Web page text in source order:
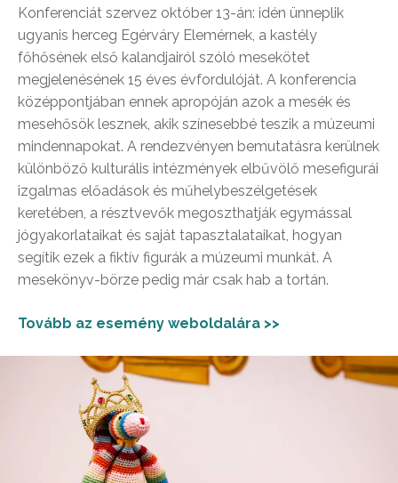
Konferenciát szervez október 13-án: idén ünneplik
ugyanis herceg Egérváry Elemérnek, a kastély
főhősének első kalandjairól szóló mesekötet
megjelenésének 15 éves évfordulóját. A konferencia
középpontjában ennek apropóján azok a mesék és
mesehősök lesznek, akik színesebbé teszik a múzeumi
mindennapokat. A rendezvényen bemutatásra kerülnek
különböző kulturális intézmények elbűvölő mesefigurái
izgalmas előadások és műhelybeszélgetések
keretében, a résztvevők megoszthatják egymással
jógyakorlataikat és saját tapasztalataikat, hogyan
segítik ezek a fiktív figurák a múzeumi munkát. A
mesekönyv-börze pedig már csak hab a tortán.
Tovább az esemény weboldalára >>